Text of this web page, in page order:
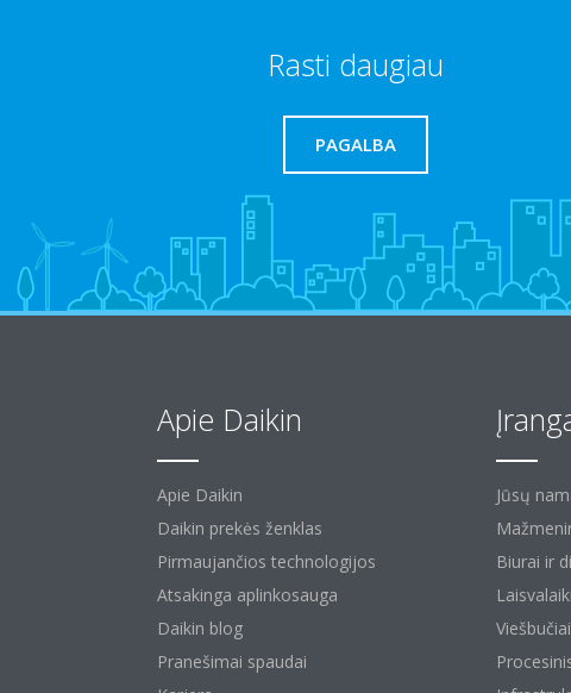
Rasti daugiau
PAGALBA
Apie Daikin
Apie Daikin
Daikin prekės ženklas
Pirmaujančios technologijos
Atsakinga aplinkosauga
Daikin blog
Pranešimai spaudai
Jūsų
Biurai ir
Viešbučiai